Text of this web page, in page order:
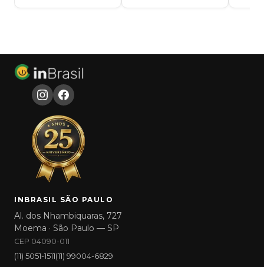
INBRASIL SÃO PAULO
Al. dos Nhambiquaras, 727
Moema · São Paulo — SP
CEP 04090-011
(11) 5051-1511(11) 99004-6829